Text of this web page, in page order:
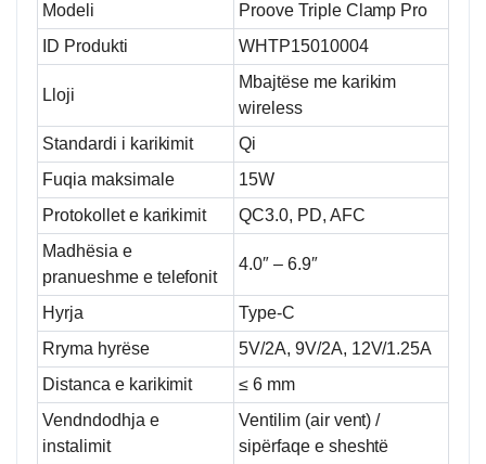
Modeli
Proove Triple Clamp Pro
ID Produkti
WHTP15010004
Lloji
Mbajtëse me karikim
wireless
Standardi i karikimit
Qi
Fuqia maksimale
15W
Protokollet e karikimit
QC3.0, PD, AFC
Madhësia e
pranueshme e telefonit
4.0″ – 6.9″
Hyrja
Type-C
Rryma hyrëse
5V/2A, 9V/2A, 12V/1.25A
Distanca e karikimit
≤ 6 mm
Vendndodhja e
instalimit
Ventilim (air vent) /
sipërfaqe e sheshtë